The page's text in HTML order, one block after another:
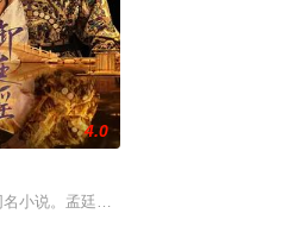
晚上鬼占房”的阴阳宅，
4.0
小说。孟廷辉，大平王朝有史以来个以女